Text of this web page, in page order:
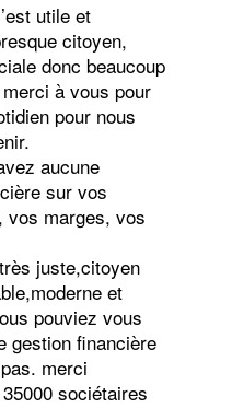
utile et
citoyen,
donc beaucoup
à vous pour
pour nous
aucune
sur vos
vos marges, vos
juste,citoyen
et
pouviez vous
gestion financière
merci
sociétaires